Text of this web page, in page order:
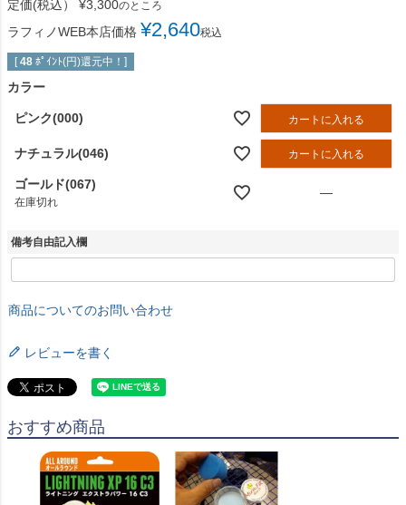
定価(税込） ¥3,300のところ
ラフィノWEB本店価格 ¥2,640税込
[ 48 ﾎﾟｲﾝﾄ(円)還元中！]
カラー
ピンク(000) カートに入れる
ナチュラル(046) カートに入れる
ゴールド(067)
在庫切れ
—
備考自由記入欄
商品についてのお問い合わせ
レビューを書く
おすすめ商品